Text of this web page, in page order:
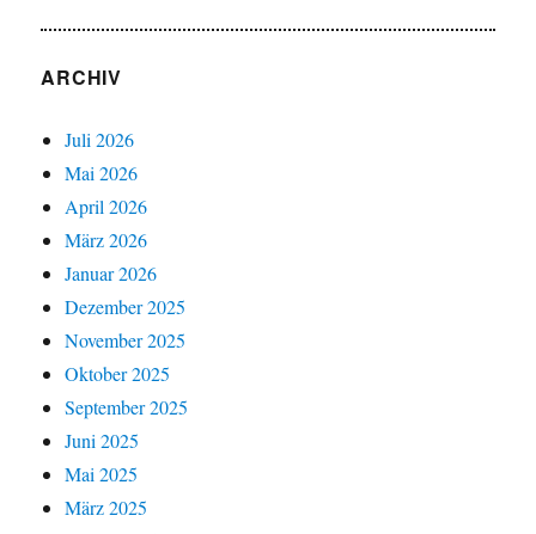
ARCHIV
Juli 2026
Mai 2026
April 2026
März 2026
Januar 2026
Dezember 2025
November 2025
Oktober 2025
September 2025
Juni 2025
Mai 2025
März 2025